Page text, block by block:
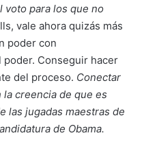
voto para los que no
vale ahora quizás más
poder con
Conseguir hacer
del proceso. Conectar
creencia de que es
las jugadas maestras de
de Obama.